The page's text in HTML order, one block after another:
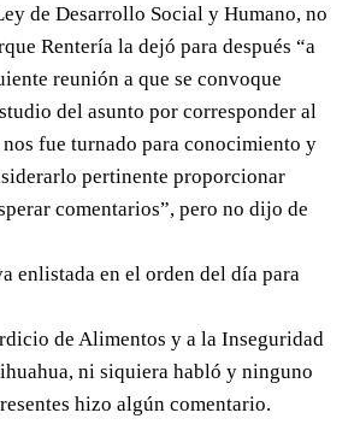
de Desarrollo Social y Humano, no
Rentería la dejó para después “a
reunión a que se convoque
del asunto por corresponder al
fue turnado para conocimiento y
pertinente proporcionar
comentarios”, pero no dijo de
enlistada en el orden del día para
de Alimentos y a la Inseguridad
ni siquiera habló y ninguno
hizo algún comentario.